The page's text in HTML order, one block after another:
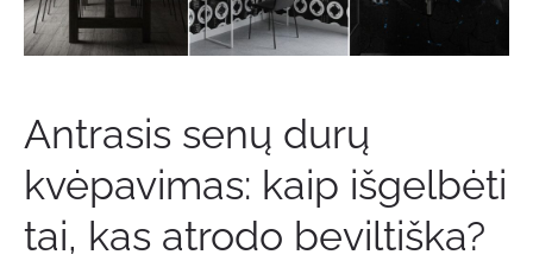
Antrasis senų durų
kvėpavimas: kaip išgelbėti
tai, kas atrodo beviltiška?